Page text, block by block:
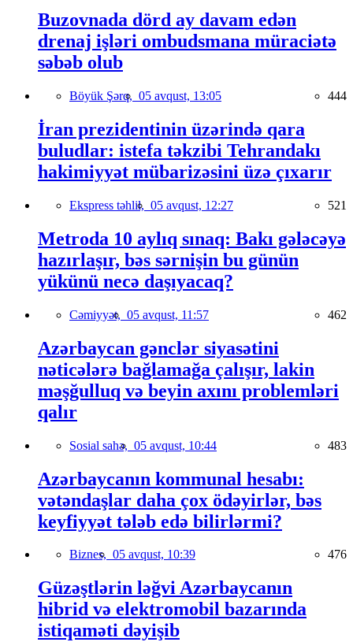
Buzovnada dörd ay davam edən
drenaj işləri ombudsmana müraciətə
səbəb olub
Böyük Şərq, 05 avqust, 13:05 444
İran prezidentinin üzərində qara
buludlar: istefa təkzibi Tehrandakı
hakimiyyət mübarizəsini üzə çıxarır
Ekspress təhlil, 05 avqust, 12:27 521
Metroda 10 aylıq sınaq: Bakı gələcəyə
hazırlaşır, bəs sərnişin bu günün
yükünü necə daşıyacaq?
Cəmiyyət, 05 avqust, 11:57 462
Azərbaycan gənclər siyasətini
nəticələrə bağlamağa çalışır, lakin
məşğulluq və beyin axını problemləri
qalır
Sosial sahə, 05 avqust, 10:44 483
Azərbaycanın kommunal hesabı:
vətəndaşlar daha çox ödəyirlər, bəs
keyfiyyət tələb edə bilirlərmi?
Biznes, 05 avqust, 10:39 476
Güzəştlərin ləğvi Azərbaycanın
hibrid və elektromobil bazarında
istiqaməti dəyişib